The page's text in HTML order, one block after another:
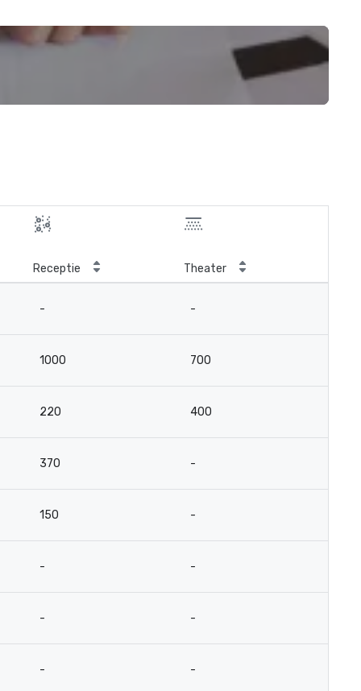
Receptie Theater
- -
1000 700
220 400
370 -
150 -
- -
- -
- -